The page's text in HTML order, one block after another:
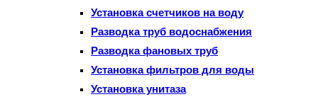
Установка счетчиков на воду
Разводка труб водоснабжения
Разводка фановых труб
Установка фильтров для воды
Установка унитаза